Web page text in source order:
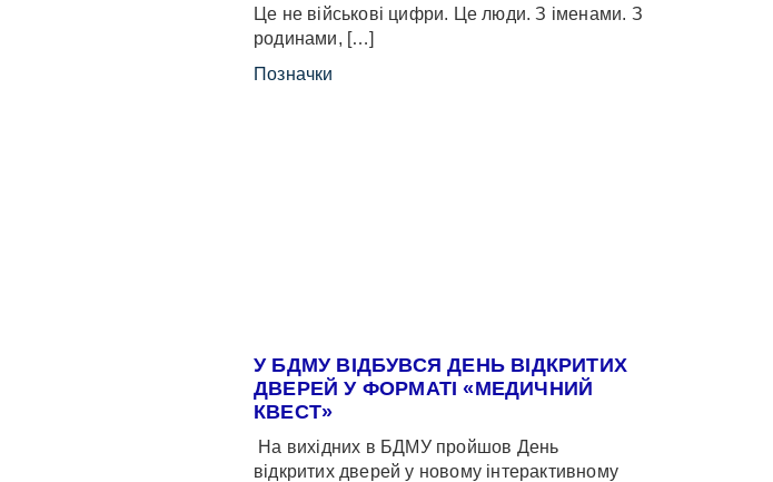
Це не військові цифри. Це люди. З іменами. З
родинами, […]
Позначки
У БДМУ ВІДБУВСЯ ДЕНЬ ВІДКРИТИХ
ДВЕРЕЙ У ФОРМАТІ «МЕДИЧНИЙ
КВЕСТ»
На вихідних в БДМУ пройшов День
відкритих дверей у новому інтерактивному